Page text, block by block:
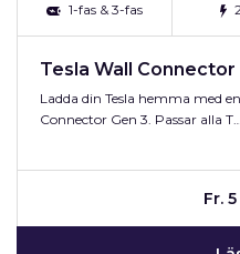
1-fas & 3-fas
Tesla Wall Connector
Ladda din Tesla hemma med
Connector Gen 3. Passar alla T…
Fr.